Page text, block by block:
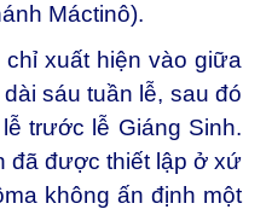
Máctinô).
xuất hiện vào giữa
sáu tuần lễ, sau đó
trước lễ Giáng Sinh.
đã được thiết lập ở xứ
không ấn định một